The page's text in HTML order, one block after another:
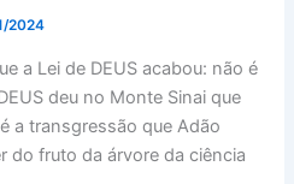
2024
a Lei de DEUS acabou: não é
deu no Monte Sinai que
a transgressão que Adão
do fruto da árvore da ciência